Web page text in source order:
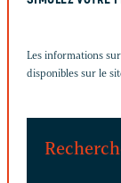
Les informations
disponibles sur le